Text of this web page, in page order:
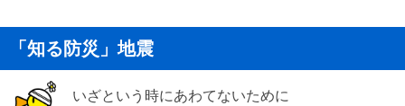
「知る防災」地震
いざという時にあわてないために